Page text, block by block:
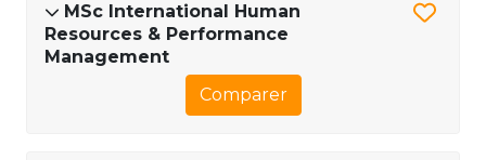
MSc International Human
Resources & Performance
Management
Comparer